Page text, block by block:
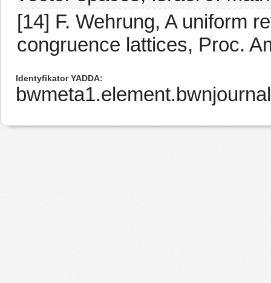
[14] F. Wehrung, A uniform
congruence lattices, Proc.
Identyfikator YADDA